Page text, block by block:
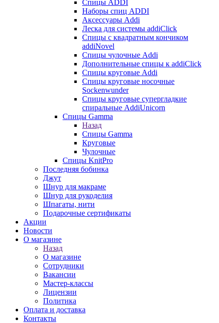
Спицы ADDI
Наборы спиц ADDI
Аксессуары Addi
Леска для системы addiClick
Спицы с квадратным кончиком
addiNovel
Спицы чулочные Addi
Дополнительные спицы к addiClick
Спицы круговые Addi
Спицы круговые носочные
Sockenwunder
Спицы круговые супергладкие
спиральные AddiUnicorn
Спицы Gamma
Назад
Спицы Gamma
Круговые
Чулочные
Спицы KnitPro
Последняя бобинка
Джут
Шнур для макраме
Шнур для рукоделия
Шпагаты, нити
Подарочные сертификаты
Акции
Новости
О магазине
Назад
О магазине
Сотрудники
Вакансии
Мастер-классы
Лицензии
Политика
Оплата и доставка
Контакты